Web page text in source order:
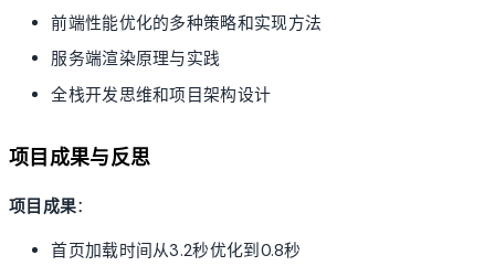
前端性能优化的多种策略和实现方法
服务端渲染原理与实践
全栈开发思维和项目架构设计
项目成果与反思
项目成果：
首页加载时间从3.2秒优化到0.8秒